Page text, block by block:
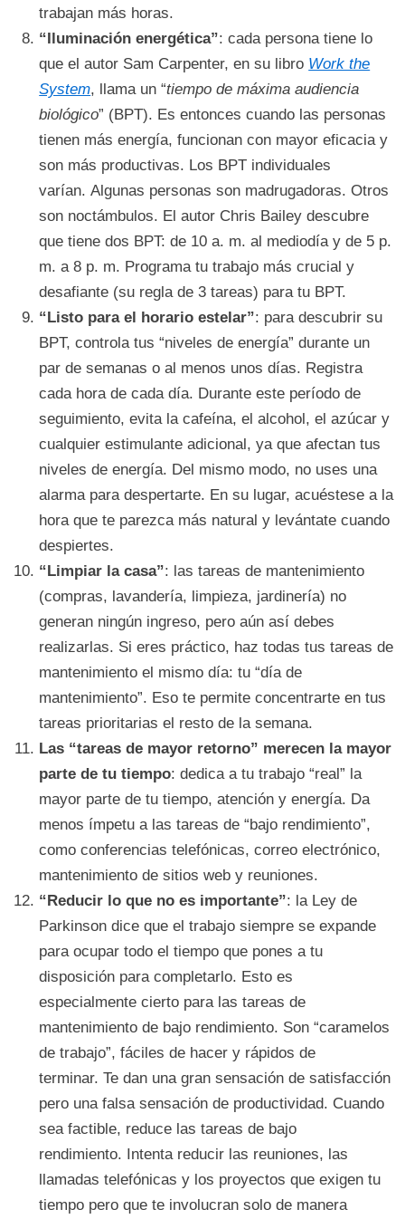
trabajan más horas.
“Iluminación energética”: cada persona tiene lo
que el autor Sam Carpenter, en su libro Work the
System, llama un “tiempo de máxima audiencia
biológico” (BPT). Es entonces cuando las personas
tienen más energía, funcionan con mayor eficacia y
son más productivas. Los BPT individuales
varían. Algunas personas son madrugadoras. Otros
son noctámbulos. El autor Chris Bailey descubre
que tiene dos BPT: de 10 a. m. al mediodía y de 5 p.
m. a 8 p. m. Programa tu trabajo más crucial y
desafiante (su regla de 3 tareas) para tu BPT.
“Listo para el horario estelar”: para descubrir su
BPT, controla tus “niveles de energía” durante un
par de semanas o al menos unos días. Registra
cada hora de cada día. Durante este período de
seguimiento, evita la cafeína, el alcohol, el azúcar y
cualquier estimulante adicional, ya que afectan tus
niveles de energía. Del mismo modo, no uses una
alarma para despertarte. En su lugar, acuéstese a la
hora que te parezca más natural y levántate cuando
despiertes.
“Limpiar la casa”: las tareas de mantenimiento
(compras, lavandería, limpieza, jardinería) no
generan ningún ingreso, pero aún así debes
realizarlas. Si eres práctico, haz todas tus tareas de
mantenimiento el mismo día: tu “día de
mantenimiento”. Eso te permite concentrarte en tus
tareas prioritarias el resto de la semana.
Las “tareas de mayor retorno” merecen la mayor
parte de tu tiempo: dedica a tu trabajo “real” la
mayor parte de tu tiempo, atención y energía. Da
menos ímpetu a las tareas de “bajo rendimiento”,
como conferencias telefónicas, correo electrónico,
mantenimiento de sitios web y reuniones.
“Reducir lo que no es importante”: la Ley de
Parkinson dice que el trabajo siempre se expande
para ocupar todo el tiempo que pones a tu
disposición para completarlo. Esto es
especialmente cierto para las tareas de
mantenimiento de bajo rendimiento. Son “caramelos
de trabajo”, fáciles de hacer y rápidos de
terminar. Te dan una gran sensación de satisfacción
pero una falsa sensación de productividad. Cuando
sea factible, reduce las tareas de bajo
rendimiento. Intenta reducir las reuniones, las
llamadas telefónicas y los proyectos que exigen tu
tiempo pero que te involucran solo de manera